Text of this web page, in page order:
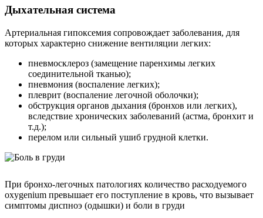
Дыхательная система
Артериальная гипоксемия сопровождает заболевания, для
которых характерно снижение вентиляции легких:
пневмосклероз (замещение паренхимы легких
соединительной тканью);
пневмония (воспаление легких);
плеврит (воспаление легочной оболочки);
обструкция органов дыхания (бронхов или легких),
вследствие хронических заболеваний (астма, бронхит и
т.д.);
перелом или сильный ушиб грудной клетки.
При бронхо-легочных патологиях количество расходуемого
oxygenium превышает его поступление в кровь, что вызывает
симптомы диспноэ (одышки) и боли в груди